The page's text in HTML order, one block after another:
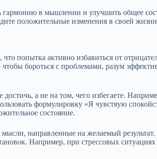
в мышлении и улучшить общее
положительные изменения в своей
попытка активно избавиться от
бороться с проблемами, разум
достичь, а не на том, чего избегаете.
формулировку «Я чувствую
состояние.
направленные на желаемый
Например, при стрессовых ситуациях